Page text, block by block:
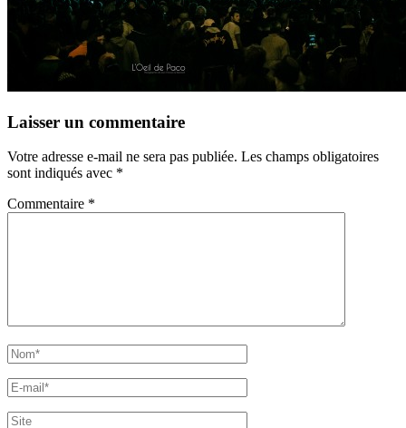
Laisser un commentaire
Votre adresse e-mail ne sera pas publiée. Les champs obligatoires
sont indiqués avec *
Commentaire *
Nom*
E-
mail*
Site